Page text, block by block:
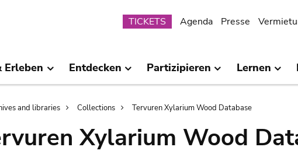
Submenu
TICKETS Agenda Presse
Erleben Entdecken Partizipieren Lernen
and libraries Collections Tervuren Xylarium Wood Database
Xylarium Wood